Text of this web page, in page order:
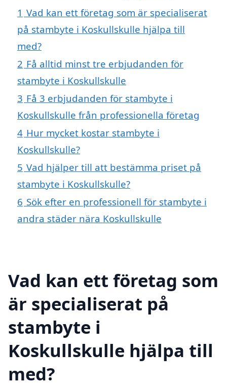
1 Vad kan ett företag som är specialiserat
på stambyte i Koskullskulle hjälpa till
med?
2 Få alltid minst tre erbjudanden för
stambyte i Koskullskulle
3 Få 3 erbjudanden för stambyte i
Koskullskulle från professionella företag
4 Hur mycket kostar stambyte i
Koskullskulle?
5 Vad hjälper till att bestämma priset på
stambyte i Koskullskulle?
6 Sök efter en professionell för stambyte i
andra städer nära Koskullskulle
Vad kan ett företag som
är specialiserat på
stambyte i
Koskullskulle hjälpa till
med?